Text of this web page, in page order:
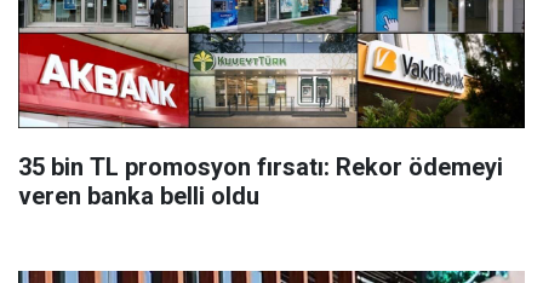
35 bin TL promosyon fırsatı: Rekor ödemeyi
veren banka belli oldu